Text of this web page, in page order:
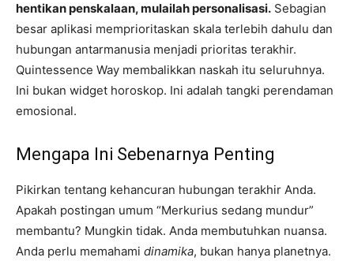
hentikan penskalaan, mulailah personalisasi. Sebagian
besar aplikasi memprioritaskan skala terlebih dahulu dan
hubungan antarmanusia menjadi prioritas terakhir.
Quintessence Way membalikkan naskah itu seluruhnya.
Ini bukan widget horoskop. Ini adalah tangki perendaman
emosional.
Mengapa Ini Sebenarnya Penting
Pikirkan tentang kehancuran hubungan terakhir Anda.
Apakah postingan umum “Merkurius sedang mundur”
membantu? Mungkin tidak. Anda membutuhkan nuansa.
Anda perlu memahami dinamika, bukan hanya planetnya.